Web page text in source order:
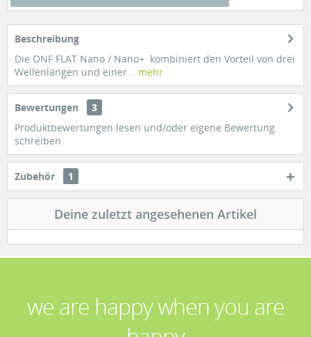
Beschreibung
Die ONF FLAT Nano / Nano+ kombiniert den Vorteil von drei
Wellenlängen und einer... mehr
Bewertungen
3
Produktbewertungen lesen und/oder eigene Bewertung
schreiben
Zubehör 1
Deine zuletzt angesehenen Artikel
we are happy when you are